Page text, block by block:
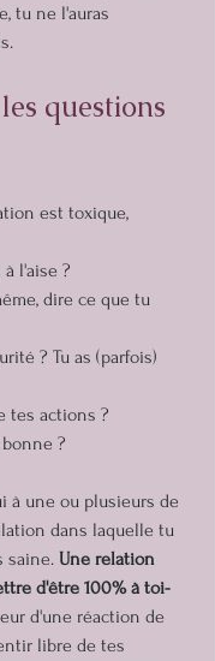
tu ne l'auras
questions
est toxique,
à l'aise ?
dire ce que tu
? Tu as (parfois)
tes actions ?
?
à une ou plusieurs de
dans laquelle tu
saine. Une relation
d'être 100% à toi-
d'une réaction de
libre de tes